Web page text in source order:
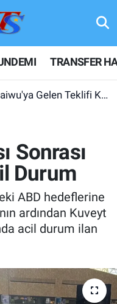
TRANSFER
Teklifi Kabul Etmedi!
Sonrası
Durum
ABD hedeflerine
ardından Kuveyt
acil durum ilan